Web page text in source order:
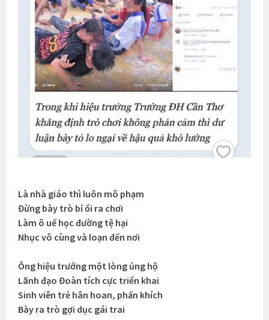
Là nhà giáo thì luôn mô phạm
Đừng bày trò bỉ ổi ra chơi
Làm ô uế học đường tệ hại
Nhục vô cùng và loạn đến nơi
Ông hiệu trưởng một lòng ủng hộ
Lãnh đạo Đoàn tích cực triển khai
Sinh viên trẻ hân hoan, phấn khích
Bày ra trò gợi dục gái trai